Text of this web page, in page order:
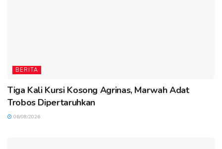
BERITA
Tiga Kali Kursi Kosong Agrinas, Marwah Adat
Trobos Dipertaruhkan
06/08/2026